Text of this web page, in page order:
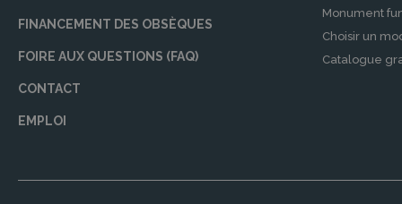
services de thanatopraxie. Cette technique
au revoir dans de meilleures conditions.
Cérémonies
POMPES FUNÈBRES INDÉPENDANTES se
souhaits de la famille pour l’éloge, le choix
Nos engagements
FINANCEMENT DES OBSÈQUES
FOIRE AUX QUESTIONS (FAQ)
CONTACT
EMPLOI
Monument
Choisir un
Catalogue